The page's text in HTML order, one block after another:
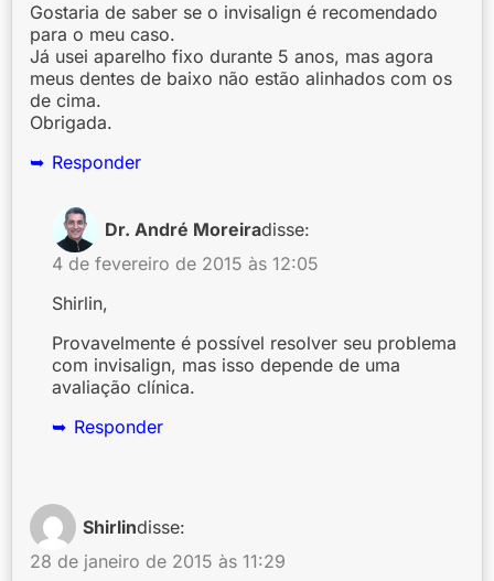
Gostaria de saber se o invisalign é recomendado
para o meu caso.
Já usei aparelho fixo durante 5 anos, mas agora
meus dentes de baixo não estão alinhados com os
de cima.
Obrigada.
Responder
Dr. André Moreiradisse:
4 de fevereiro de 2015 às 12:05
Shirlin,
Provavelmente é possível resolver seu problema
com invisalign, mas isso depende de uma
avaliação clínica.
Responder
Shirlindisse:
28 de janeiro de 2015 às 11:29